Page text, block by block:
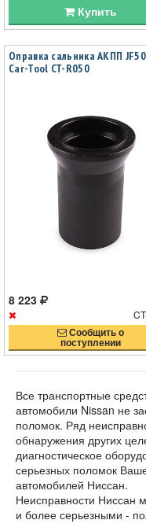
Купить
Оправка сальника АКПП
Car-Tool CT-R050
8 223
Сообщить о
поступлении
Все транспортные
автомобили Nissan не
поломок. Ряд
обнаружения других
диагностическое
серьезных поломок
автомобилей Ниссан.
Неисправности Ниссан
и более серьезными -